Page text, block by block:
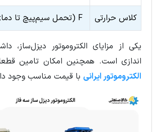
کلاس حرارتی F (تحمل سیم‌پیچ تا دمای 155 درجه)
یکی از مزایای الکتروموتور دیزل‌ساز،
اندازی است. همچنین امکان تامین
الکتروموتور ایرانی با قیمت مناسب وجود